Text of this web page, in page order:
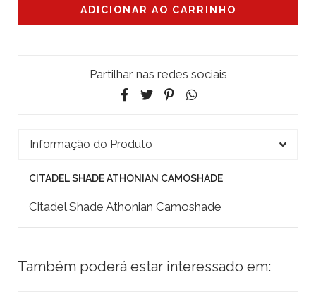
Partilhar nas redes sociais
Informação do Produto
CITADEL SHADE ATHONIAN CAMOSHADE
Citadel Shade Athonian Camoshade
Também poderá estar interessado em: